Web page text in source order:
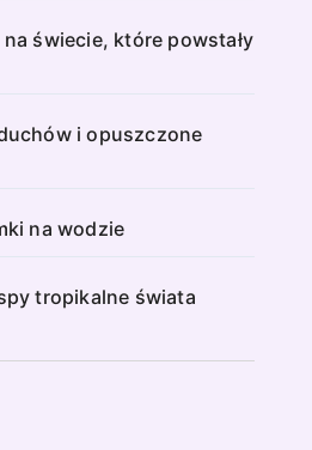
na świecie, które powstały
i opuszczone
na wodzie
tropikalne świata